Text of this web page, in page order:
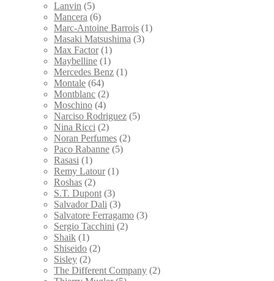
Lanvin (5)
Mancera (6)
Marc-Antoine Barrois (1)
Masaki Matsushima (3)
Max Factor (1)
Maybelline (1)
Mercedes Benz (1)
Montale (64)
Montblanc (2)
Moschino (4)
Narciso Rodriguez (5)
Nina Ricci (2)
Noran Perfumes (2)
Paco Rabanne (5)
Rasasi (1)
Remy Latour (1)
Roshas (2)
S.T. Dupont (3)
Salvador Dali (3)
Salvatore Ferragamo (3)
Sergio Tacchini (2)
Shaik (1)
Shiseido (2)
Sisley (2)
The Different Company (2)